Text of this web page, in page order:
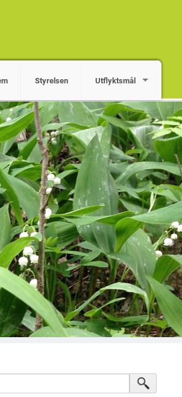
Styrelsen Utflyktsmål